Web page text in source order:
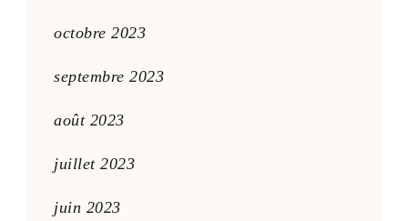
octobre 2023
septembre 2023
août 2023
juillet 2023
juin 2023